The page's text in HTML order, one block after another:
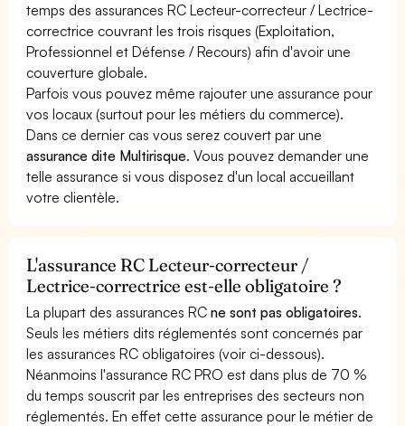
temps des assurances RC Lecteur-correcteur / Lectrice-
correctrice couvrant les trois risques (Exploitation,
Professionnel et Défense / Recours) afin d'avoir une
couverture globale.
Parfois vous pouvez même rajouter une assurance pour
vos locaux (surtout pour les métiers du commerce).
Dans ce dernier cas vous serez couvert par une
assurance dite Multirisque. Vous pouvez demander une
telle assurance si vous disposez d'un local accueillant
votre clientèle.
L'assurance RC Lecteur-correcteur /
Lectrice-correctrice est-elle obligatoire ?
La plupart des assurances RCne sont pas obligatoires.
Seuls les métiers dits réglementés sont concernés par
les assurances RC obligatoires (voir ci-dessous).
Néanmoins l'assurance RC PRO est dans plus de 70 %
du temps souscrit par les entreprises des secteurs non
réglementés. En effet cette assurance pour le métier de